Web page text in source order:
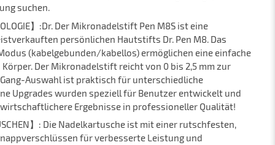
suchen.
】:Dr. Der Mikronadelstift Pen M8S ist eine
persönlichen Hautstifts Dr. Pen M8. Das
(kabelgebunden/kabellos) ermöglichen eine einfache
Der Mikronadelstift reicht von 0 bis 2,5 mm zur
Auswahl ist praktisch für unterschiedliche
Upgrades wurden speziell für Benutzer entwickelt und
Ergebnisse in professioneller Qualität!
】: Die Nadelkartusche ist mit einer rutschfesten,
für verbesserte Leistung und